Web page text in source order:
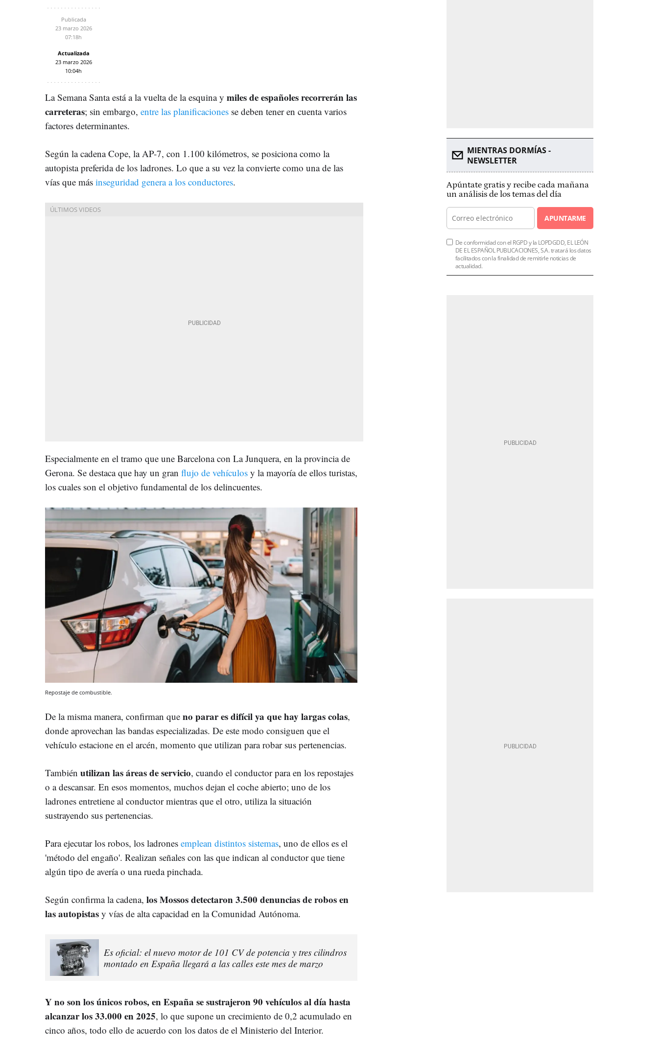
Publicada
23 marzo 2026
07:18h
Actualizada
23 marzo 2026
10:04h
La Semana Santa está a la vuelta de la esquina y miles de españoles recorrerán las
carreteras; sin embargo, entre las planificaciones se deben tener en cuenta varios
factores determinantes.
Según la cadena Cope, la AP-7, con 1.100 kilómetros, se posiciona como la
autopista preferida de los ladrones. Lo que a su vez la convierte como una de las
vías que más inseguridad genera a los conductores.
Especialmente en el tramo que une Barcelona con La Junquera, en la provincia de
Gerona. Se destaca que hay un gran flujo de vehículos y la mayoría de ellos turistas,
los cuales son el objetivo fundamental de los delincuentes.
Repostaje de combustible.
De la misma manera, confirman que no parar es difícil ya que hay largas colas,
donde aprovechan las bandas especializadas. De este modo consiguen que el
vehículo estacione en el arcén, momento que utilizan para robar sus pertenencias.
También utilizan las áreas de servicio, cuando el conductor para en los repostajes
o a descansar. En esos momentos, muchos dejan el coche abierto; uno de los
ladrones entretiene al conductor mientras que el otro, utiliza la situación
sustrayendo sus pertenencias.
Para ejecutar los robos, los ladrones emplean distintos sistemas, uno de ellos es el
'método del engaño'. Realizan señales con las que indican al conductor que tiene
algún tipo de avería o una rueda pinchada.
Según confirma la cadena, los Mossos detectaron 3.500 denuncias de robos en
las autopistas y vías de alta capacidad en la Comunidad Autónoma.
Es oficial: el nuevo motor de 101 CV de potencia y tres cilindros
montado en España llegará a las calles este mes de marzo
Y no son los únicos robos, en España se sustrajeron 90 vehículos al día hasta
alcanzar los 33.000 en 2025, lo que supone un crecimiento de 0,2 acumulado en
cinco años, todo ello de acuerdo con los datos de el Ministerio del Interior.
MIENTRAS DORMÍAS -
NEWSLETTER
Apúntate gratis y recibe cada mañana
un análisis de los temas del día
APUNTARME
De conformidad con el RGPD y la LOPDGDD, EL LEÓN
DE EL ESPAÑOL PUBLICACIONES, S.A. tratará los datos
facilitados con la finalidad de remitirle noticias de
actualidad.